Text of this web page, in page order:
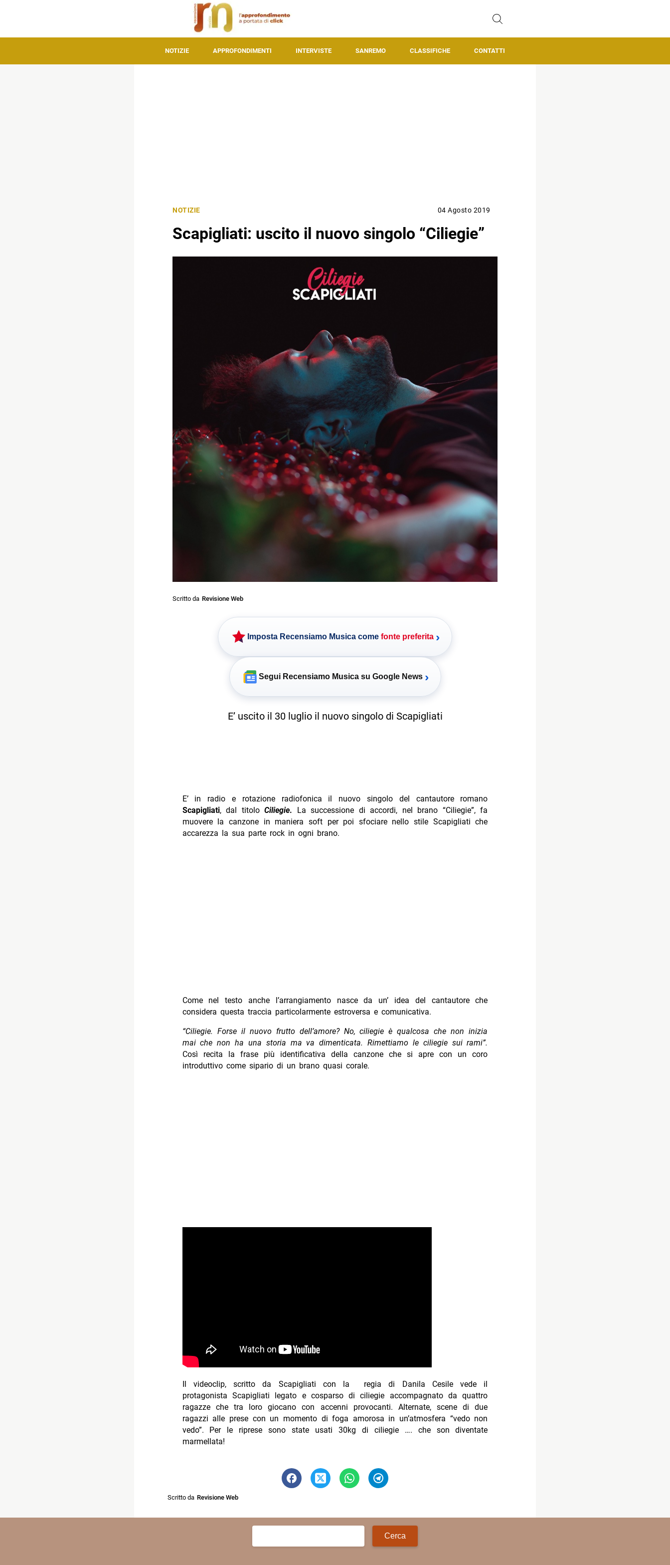
NOTIZIE APPROFONDIMENTI INTERVISTE SANREMO CLASSIFICHE CONTATTI
NOTIZIE 04 Agosto 2019
Scapigliati: uscito il nuovo singolo “Ciliegie”
Scritto da Revisione Web
Imposta Recensiamo Musica come fonte preferita ›
Segui Recensiamo Musica su Google News ›
E’ uscito il 30 luglio il nuovo singolo di Scapigliati
E’ in radio e rotazione radiofonica il nuovo singolo del cantautore romano
Scapigliati, dal titoloCiliegie.
La successione di accordi, nel brano “Ciliegie”, fa
muovere la canzone in maniera soft per poi sfociare nello stile Scapigliati che
accarezza la sua parte rock in ogni brano.
Come nel testo anche l’arrangiamento nasce da un’ idea del cantautore che
considera questa traccia particolarmente estroversa e comunicativa.
“Ciliegie. Forse il nuovo frutto dell’amore? No, ciliegie è qualcosa che non inizia
maiche non ha una storia ma va dimenticata.Rimettiamo le ciliegie sui rami”.
Così recita la frase più identificativa della canzone che si apre con un coro
introduttivo come sipario di un brano quasi corale.
Il videoclip, scritto da Scapigliati con la regia di Danila Cesile vede il
protagonista Scapigliati legato e cosparso di ciliegie accompagnato da quattro
ragazze che tra loro giocano con accenni provocanti. Alternate, scene di due
ragazzi alle prese con un momento di foga amorosa in un’atmosfera “vedo non
vedo”. Per le riprese sono state usati 30kg di ciliegie …. che son diventate
marmellata!
Scritto da Revisione Web